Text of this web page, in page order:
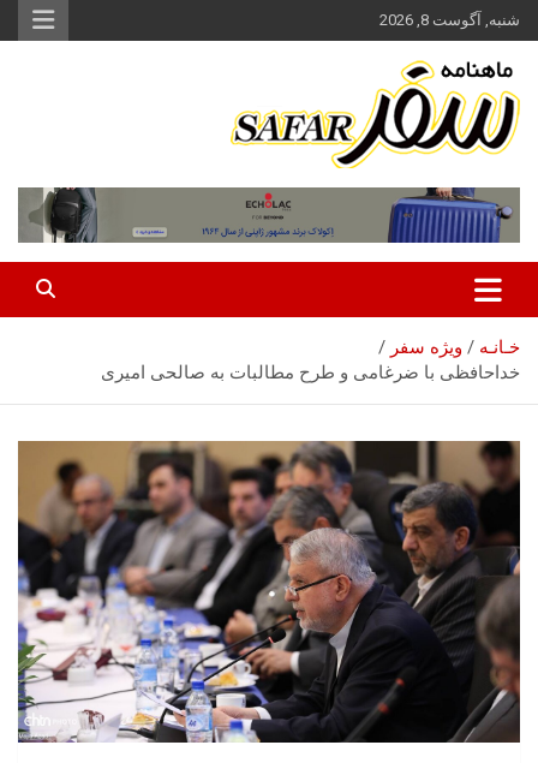
محتوا
بروید
شنبه, آگوست 8, 2026
سفر آنلاین
خـانـه
ویژه سفر
خداحافظی با ضرغامی و طرح مطالبات به صالحی امیری